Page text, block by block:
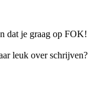
dat je graag op FOK!
leuk over schrijven?